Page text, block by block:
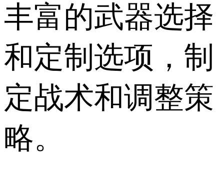
丰富的武器选择
和定制选项，制
定战术和调整策
略。